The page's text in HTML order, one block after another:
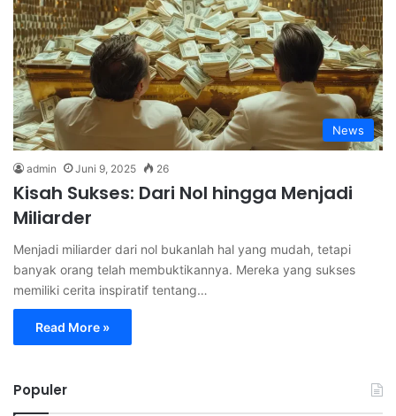
News
admin Juni 9, 2025 26
Kisah Sukses: Dari Nol hingga Menjadi
Miliarder
Menjadi miliarder dari nol bukanlah hal yang mudah, tetapi
banyak orang telah membuktikannya. Mereka yang sukses
memiliki cerita inspiratif tentang…
Read More »
Populer